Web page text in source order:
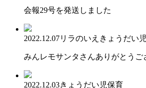
会報29号を発送しました
2022.12.07リラのいえ きょうだい
みんレモサンタさんありがとうご
2022.12.03きょうだい児保育